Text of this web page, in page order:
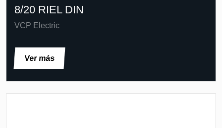
8/20 RIEL DIN
VCP Electric
Ver más